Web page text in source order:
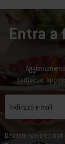
Entra
barbecue,
Indirizzo e-mail
Desidero ricevere e-